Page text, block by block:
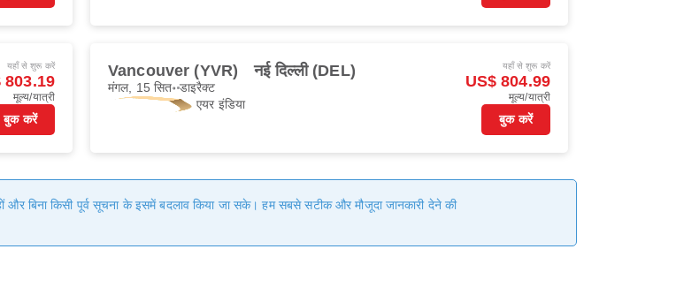
यहाँ से शुरू करें
803.19
मूल्य/यात्री
बुक करें
Vancouver (YVR) नई दिल्ली (DEL)
मंगल, 15 सित॰ डाइरैक्ट
एयर इंडिया
यहाँ से शुरू करें
US$ 804.99
मूल्य/यात्री
बुक करें
बिना किसी पूर्व सूचना के इसमें बदलाव किया जा सके। हम सबसे सटीक और मौजूदा जानकारी देने की